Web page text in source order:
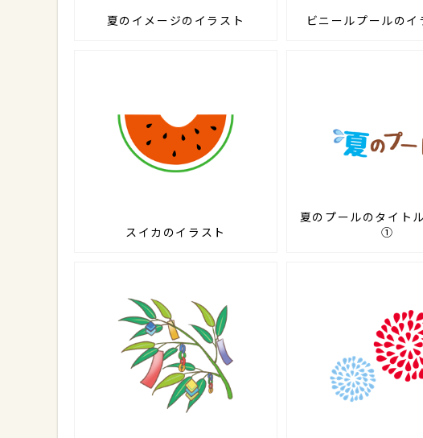
夏のイメージのイラスト ビニールプールの
スイカのイラスト
夏のプールのタイト
①